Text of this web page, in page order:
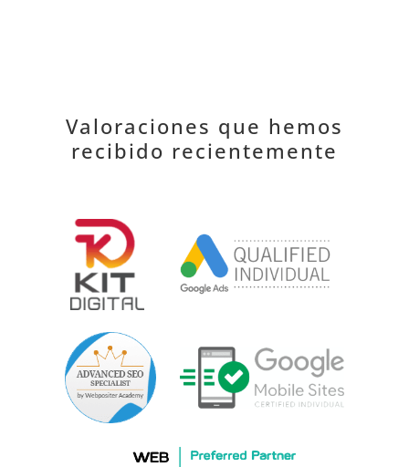
Valoraciones que hemos
recibido recientemente